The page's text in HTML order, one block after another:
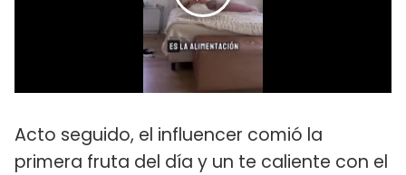
Acto seguido, el influencer comió la
primera fruta del día y un te caliente con el